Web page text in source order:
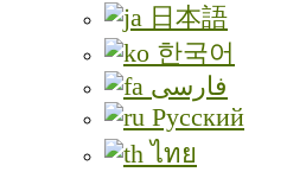
日本語
한국어
فارسی
Русский
ไทย